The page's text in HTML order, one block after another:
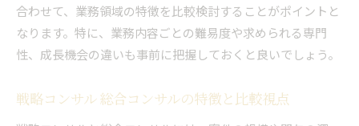
合わせて、業務領域の特徴を比較検討することがポイントと
なります。特に、業務内容ごとの難易度や求められる専門
性、成長機会の違いも事前に把握しておくと良いでしょう。
戦略コンサル 総合コンサルの特徴と比較視点